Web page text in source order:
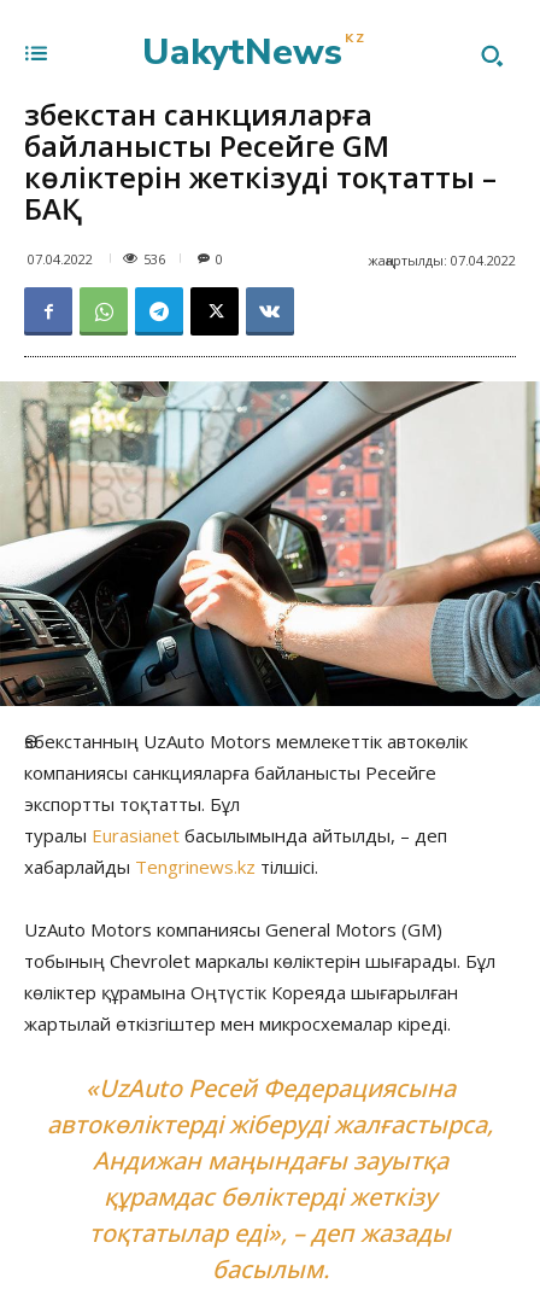
UakytNews KZ
Өзбекстан санкцияларға
байланысты Ресейге GM
көліктерін жеткізуді тоқтатты –
БАҚ
07.04.2022 536 жаңартылды: 07.04.2022
0
Өзбекстанның UzAuto Motors мемлекеттік автокөлік
компаниясы санкцияларға байланысты Ресейге
экспортты тоқтатты. Бұл
туралы Eurasianet басылымында айтылды, – деп
хабарлайды Tengrinews.kz тілшісі.
UzAuto Motors компаниясы General Motors (GM)
тобының Chevrolet маркалы көліктерін шығарады. Бұл
көліктер құрамына Оңтүстік Кореяда шығарылған
жартылай өткізгіштер мен микросхемалар кіреді.
«UzAuto Ресей Федерациясына
автокөліктерді жіберуді жалғастырса,
Андижан маңындағы зауытқа
құрамдас бөліктерді жеткізу
тоқтатылар еді», – деп жазады
басылым.